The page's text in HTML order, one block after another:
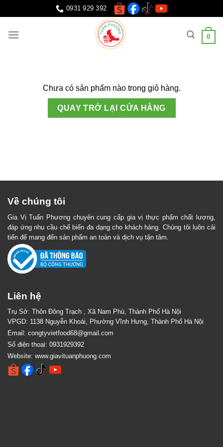
đến
nội
0931 929 392
0
Chưa có sản phẩm nào trong giỏ hàng.
QUAY TRỞ LẠI CỬA HÀNG
Về chúng tôi
Gia Vị Tuấn Phương chuyên cung cấp gia vị thực phẩm chất lượng,
đáp ứng nhu cầu chế biến đa dạng cho khách hàng. Chúng tôi luôn cải
tiến để mang đến sản phẩm an toàn và dịch vụ tận tâm.
Liên hệ
Trụ Sở: Thôn Đông Trạch , Xã Nam Phù, Thành Phố Hà Nội
VPGD: 1138 Nguyễn Khoái, Phường Vĩnh Hưng, Thành Phố Hà Nội
Email: congtyvietfood68@gmail.com
Số điện thoại: 0931929392
Website: www.giavituanphuong.com